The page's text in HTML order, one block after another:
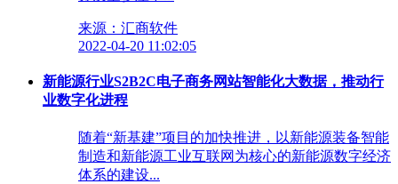
来源：汇商软件
2022-04-20 11:02:05
新能源行业S2B2C电子商务网站智能化大数据，推动行
业数字化进程
随着“新基建”项目的加快推进，以新能源装备智能
制造和新能源工业互联网为核心的新能源数字经济
体系的建设...